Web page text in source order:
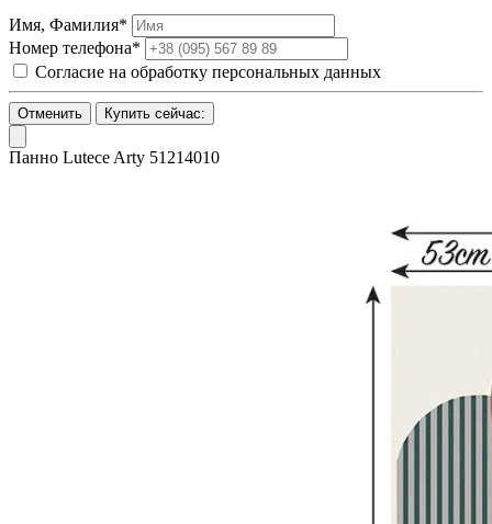
Имя, Фамилия*
Номер телефона*
Согласие на обработку персональных данных
Отменить Купить сейчас:
Панно Lutece Arty 51214010